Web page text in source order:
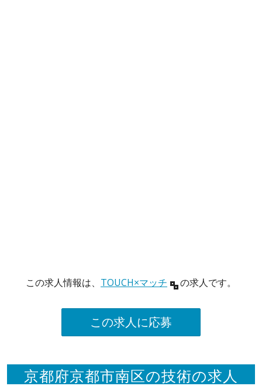
この求人情報は、 TOUCH×マッチ の求人です。
この求人に応募
京都府京都市南区の技術の求人